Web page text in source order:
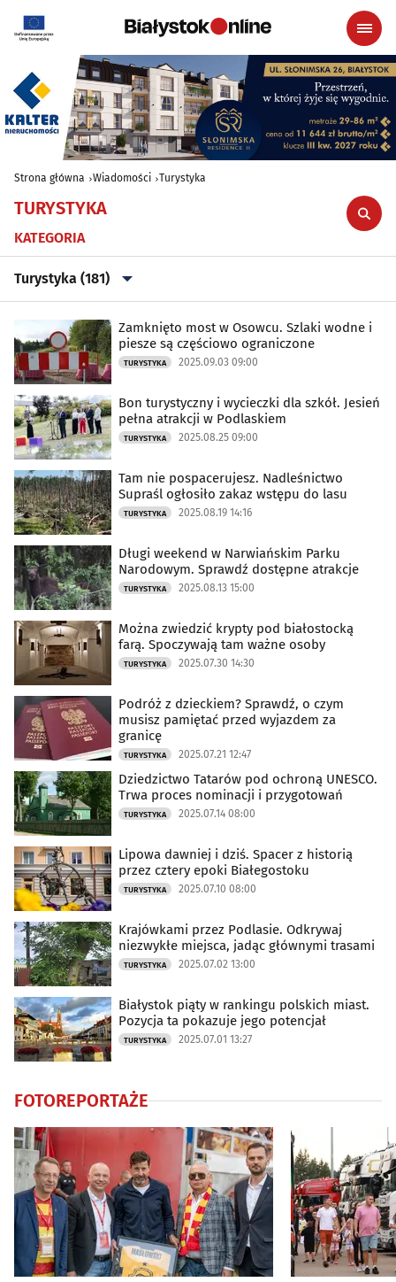
Strona główna Wiadomości Turystyka
TURYSTYKA
KATEGORIA
Turystyka (181)
Wszystkie
Aktualności(37548)
Kultura i Rozrywka(18491)
Sport(14010)
Biznes(4740)
Praca(1979)
Nauka(4833)
Zdrowie(3300)
Uroda(625)
Rodzina (202)
Motoryzacja(769)
Dom(875)
Kryminalne(4576)
Drogówka(2462)
Turystyka(181)
Kulinaria(109)
Kraj i Świat(239)
Ciekawostki(998)
Zamknięto most w Osowcu. Szlaki wodne i
piesze są częściowo ograniczone
TURYSTYKA 2025.09.03 09:00
Bon turystyczny i wycieczki dla szkół. Jesień
pełna atrakcji w Podlaskiem
TURYSTYKA 2025.08.25 09:00
Tam nie pospacerujesz. Nadleśnictwo
Supraśl ogłosiło zakaz wstępu do lasu
TURYSTYKA 2025.08.19 14:16
Długi weekend w Narwiańskim Parku
Narodowym. Sprawdź dostępne atrakcje
TURYSTYKA 2025.08.13 15:00
Można zwiedzić krypty pod białostocką
farą. Spoczywają tam ważne osoby
TURYSTYKA 2025.07.30 14:30
Podróż z dzieckiem? Sprawdź, o czym
musisz pamiętać przed wyjazdem za
granicę
TURYSTYKA 2025.07.21 12:47
Dziedzictwo Tatarów pod ochroną UNESCO.
Trwa proces nominacji i przygotowań
TURYSTYKA 2025.07.14 08:00
Lipowa dawniej i dziś. Spacer z historią
przez cztery epoki Białegostoku
TURYSTYKA 2025.07.10 08:00
Krajówkami przez Podlasie. Odkrywaj
niezwykłe miejsca, jadąc głównymi trasami
TURYSTYKA 2025.07.02 13:00
Białystok piąty w rankingu polskich miast.
Pozycja ta pokazuje jego potencjał
TURYSTYKA 2025.07.01 13:27
FOTOREPORTAŻE